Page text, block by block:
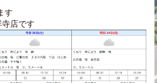
す
店です